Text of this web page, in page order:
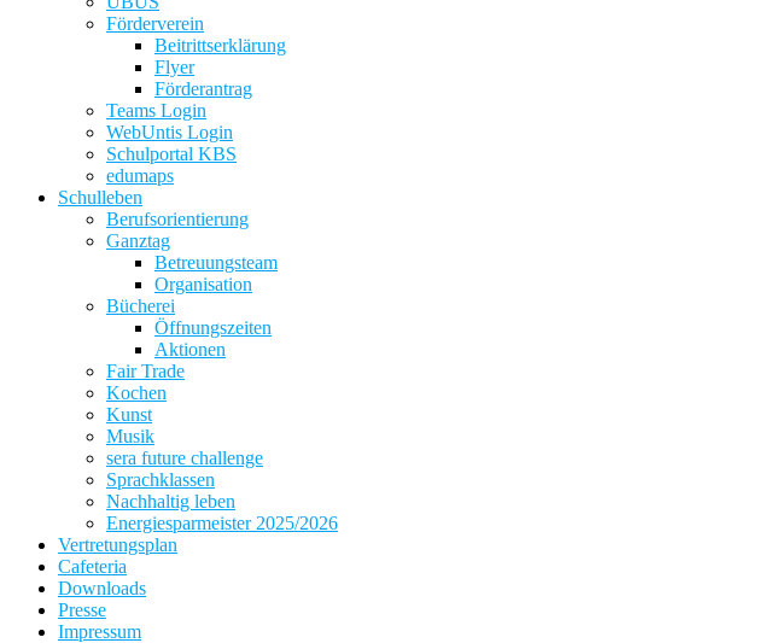
Förderverein
Beitrittserklärung
Flyer
Förderantrag
Teams Login
WebUntis Login
Schulportal KBS
edumaps
Schulleben
Berufsorientierung
Ganztag
Betreuungsteam
Organisation
Bücherei
Öffnungszeiten
Aktionen
Fair Trade
Kochen
Kunst
Musik
sera future challenge
Sprachklassen
Nachhaltig leben
Energiesparmeister 2025/2026
Vertretungsplan
Cafeteria
Downloads
Presse
Impressum